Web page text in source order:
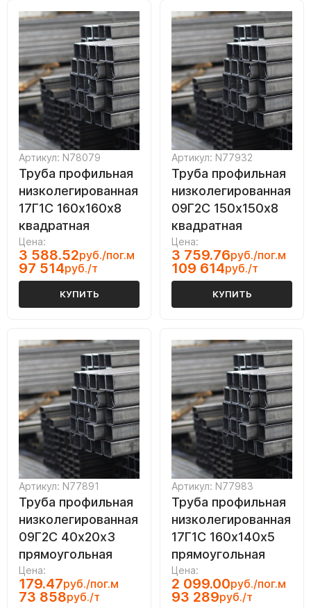
Артикул: N78079
Труба профильная
низколегированная
17Г1С 160х160х8
квадратная
Цена:
3 588.52руб./пог.м
97 514руб./т
КУПИТЬ
Артикул: N77932
Труба профильная
низколегированная
09Г2С 150х150х8
квадратная
Цена:
3 759.76руб./пог.м
109 614руб./т
КУПИТЬ
Артикул: N77891
Труба профильная
низколегированная
09Г2С 40х20х3
прямоугольная
Цена:
179.47руб./пог.м
73 858руб./т
Артикул: N77983
Труба профильная
низколегированная
17Г1С 160х140х5
прямоугольная
Цена:
2 099.00руб./пог.м
93 289руб./т